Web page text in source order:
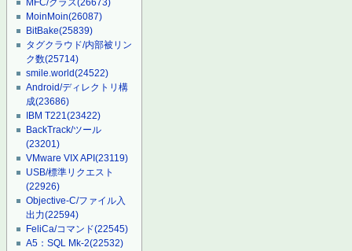
MFC/クラス(26673)
MoinMoin(26087)
BitBake(25839)
タグクラウド/内部被リン
ク数(25714)
smile.world(24522)
Android/ディレクトリ構
成(23686)
IBM T221(23422)
BackTrack/ツール
(23201)
VMware VIX API(23119)
USB/標準リクエスト
(22926)
Objective-C/ファイル入
出力(22594)
FeliCa/コマンド(22545)
A5：SQL Mk-2(22532)